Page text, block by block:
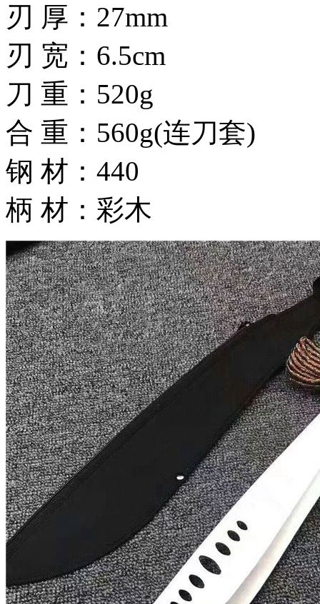
刃 厚：27mm
刃 宽：6.5cm
刀 重：520g
合 重：560g(连刀套)
钢 材：440
柄 材：彩木